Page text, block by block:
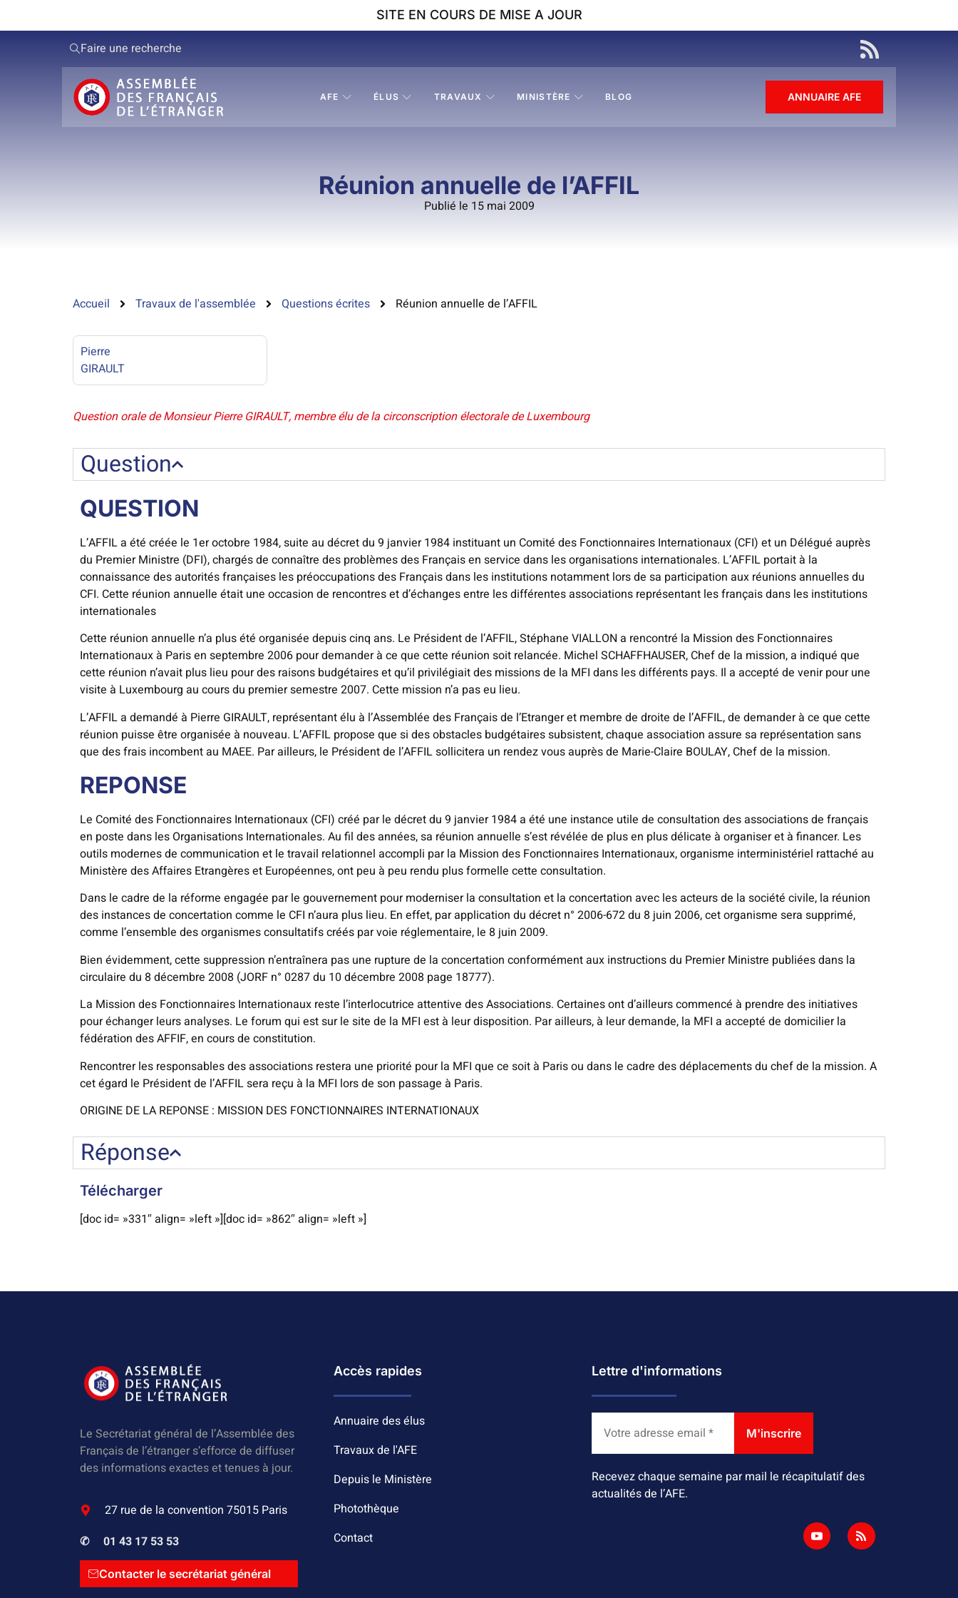
SITE EN COURS DE MISE A JOUR
Faire une recherche
AFE ÉLUS TRAVAUX MINISTÈRE BLOG ANNUAIRE AFE
Réunion annuelle de l’AFFIL
Publié le 15 mai 2009
Accueil Travaux de l'assemblée Questions écrites Réunion annuelle de l’AFFIL
Pierre
GIRAULT
Question orale de Monsieur Pierre GIRAULT, membre élu de la circonscription électorale de Luxembourg
Question
QUESTION
L’AFFIL a été créée le 1er octobre 1984, suite au décret du 9 janvier 1984 instituant un Comité des Fonctionnaires Internationaux (CFI) et un Délégué auprès
du Premier Ministre (DFI), chargés de connaître des problèmes des Français en service dans les organisations internationales. L’AFFIL portait à la
connaissance des autorités françaises les préoccupations des Français dans les institutions notamment lors de sa participation aux réunions annuelles du
CFI. Cette réunion annuelle était une occasion de rencontres et d’échanges entre les différentes associations représentant les français dans les institutions
internationales
Cette réunion annuelle n’a plus été organisée depuis cinq ans. Le Président de l’AFFIL, Stéphane VIALLON a rencontré la Mission des Fonctionnaires
Internationaux à Paris en septembre 2006 pour demander à ce que cette réunion soit relancée. Michel SCHAFFHAUSER, Chef de la mission, a indiqué que
cette réunion n’avait plus lieu pour des raisons budgétaires et qu’il privilégiait des missions de la MFI dans les différents pays. Il a accepté de venir pour une
visite à Luxembourg au cours du premier semestre 2007. Cette mission n’a pas eu lieu.
L’AFFIL a demandé à Pierre GIRAULT, représentant élu à l’Assemblée des Français de l’Etranger et membre de droite de l’AFFIL, de demander à ce que cette
réunion puisse être organisée à nouveau. L’AFFIL propose que si des obstacles budgétaires subsistent, chaque association assure sa représentation sans
que des frais incombent au MAEE. Par ailleurs, le Président de l’AFFIL sollicitera un rendez vous auprès de Marie-Claire BOULAY, Chef de la mission.
REPONSE
Le Comité des Fonctionnaires Internationaux (CFI) créé par le décret du 9 janvier 1984 a été une instance utile de consultation des associations de français
en poste dans les Organisations Internationales. Au fil des années, sa réunion annuelle s’est révélée de plus en plus délicate à organiser et à financer. Les
outils modernes de communication et le travail relationnel accompli par la Mission des Fonctionnaires Internationaux, organisme interministériel rattaché au
Ministère des Affaires Etrangères et Européennes, ont peu à peu rendu plus formelle cette consultation.
Dans le cadre de la réforme engagée par le gouvernement pour moderniser la consultation et la concertation avec les acteurs de la société civile, la réunion
des instances de concertation comme le CFI n’aura plus lieu. En effet, par application du décret n° 2006-672 du 8 juin 2006, cet organisme sera supprimé,
comme l’ensemble des organismes consultatifs créés par voie réglementaire, le 8 juin 2009.
Bien évidemment, cette suppression n’entraînera pas une rupture de la concertation conformément aux instructions du Premier Ministre publiées dans la
circulaire du 8 décembre 2008 (JORF n° 0287 du 10 décembre 2008 page 18777).
La Mission des Fonctionnaires Internationaux reste l’interlocutrice attentive des Associations. Certaines ont d’ailleurs commencé à prendre des initiatives
pour échanger leurs analyses. Le forum qui est sur le site de la MFI est à leur disposition. Par ailleurs, à leur demande, la MFI a accepté de domicilier la
fédération des AFFIF, en cours de constitution.
Rencontrer les responsables des associations restera une priorité pour la MFI que ce soit à Paris ou dans le cadre des déplacements du chef de la mission. A
cet égard le Président de l’AFFIL sera reçu à la MFI lors de son passage à Paris.
ORIGINE DE LA REPONSE : MISSION DES FONCTIONNAIRES INTERNATIONAUX
Réponse
Télécharger
[doc id= »331″ align= »left »][doc id= »862″ align= »left »]
Le Secrétariat général de l’Assemblée des
Français de l’étranger s’efforce de diffuser
des informations exactes et tenues à jour.
27 rue de la convention 75015 Paris
✆01 43 17 53 53
Contacter le secrétariat général
Accès rapides
Annuaire des élus
Travaux de l'AFE
Depuis le Ministère
Photothèque
Contact
Lettre d'informations
Recevez chaque semaine par mail le récapitulatif des
actualités de l’AFE.